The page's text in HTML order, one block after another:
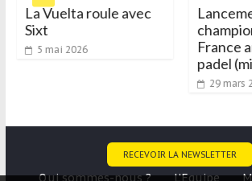
La Vuelta roule avec
Sixt
5 mai 2026
France
padel
29 mars
RECEVOIR LA NEWSLETTER
Qui sommes-nous ? L’Equipe